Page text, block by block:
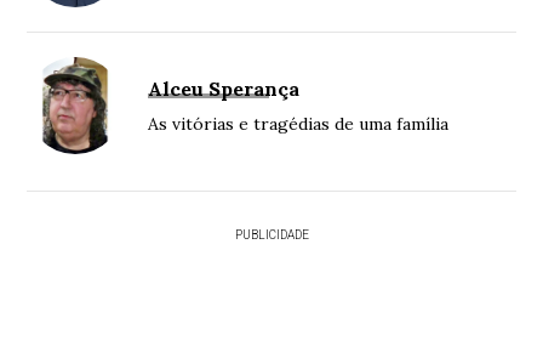
Alceu Sperança
As vitórias e tragédias de uma família
PUBLICIDADE